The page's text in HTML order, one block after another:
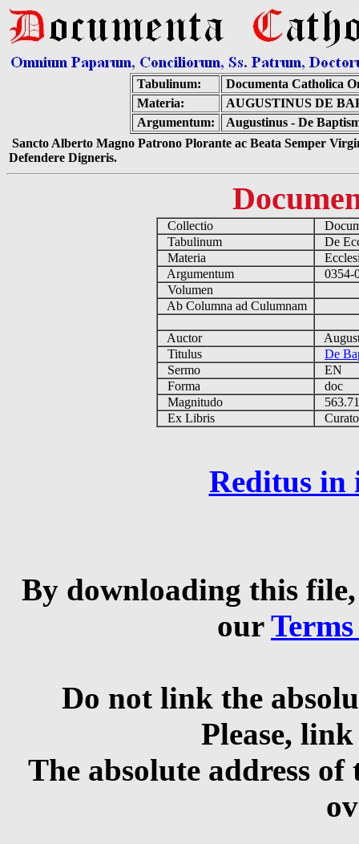
Tabulinum:
Documenta Catholica
Materia:
AUGUSTINUS DE
Argumentum:
Augustinus - De
Sancto Alberto Magno Patrono Plorante ac Beata Semper
Defendere Digneris.
Collectio
Tabulinum
De
Materia
Argumentum
0354-
Volumen
Ab Columna ad Culumnam
Auctor
Titulus
De
Sermo
EN
Forma
doc
Magnitudo
Ex Libris
Reditus in
By downloading this
our
Do not link the
Please,
The absolute address